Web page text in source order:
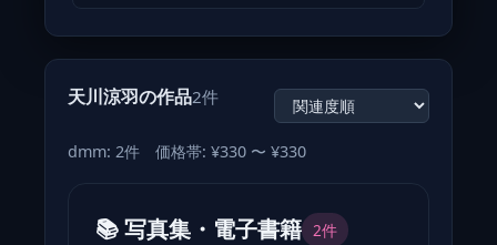
天川涼羽の作品2件
dmm: 2件 価格帯: ¥330 〜 ¥330
📚 写真集・電子書籍 2件